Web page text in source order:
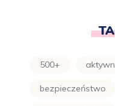
500+
bezpieczeństwo